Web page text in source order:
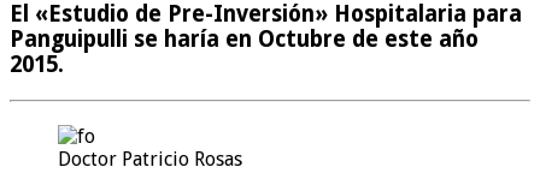
El «Estudio de Pre-Inversión» Hospitalaria para
Panguipulli se haría en Octubre de este año
2015.
Doctor Patricio Rosas